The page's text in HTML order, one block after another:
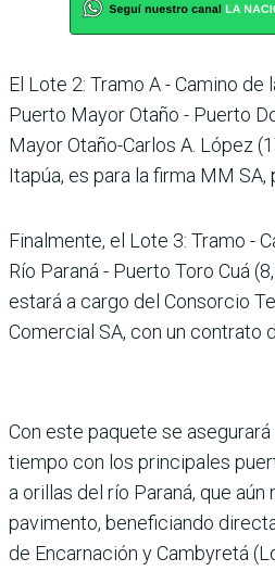
El Lote 2: Tramo A - Camino de
Puerto Mayor Otaño - Puerto
Mayor Otaño-Carlos A. López
Itapúa, es para la firma MM SA,
Finalmente, el Lote 3: Tramo -
Río Paraná - Puerto Toro Cuá
estará a cargo del Consorcio
Comercial SA, con un contrato
Con este paquete se
tiempo con los principales
a orillas del río Paraná, que aún
pavimento, beneficiando
de Encarnación y Cambyretá